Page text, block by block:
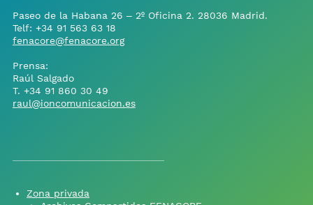
Paseo de la Habana 26 – 2º Oficina 2. 28036 Madrid.
Telf: +34 91 563 63 18
fenacore@fenacore.org
Prensa:
Raúl Salgado
T. +34 91 860 30 49
raul@ioncomunicacion.es
Zona privada